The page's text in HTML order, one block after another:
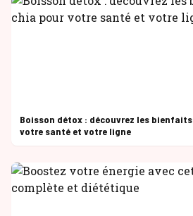
Boisson détox : découvrez les bienfaits
votre santé et votre ligne